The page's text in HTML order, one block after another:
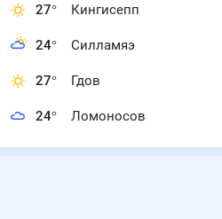
27° Кингисепп
24° Силламяэ
27° Гдов
24° Ломоносов